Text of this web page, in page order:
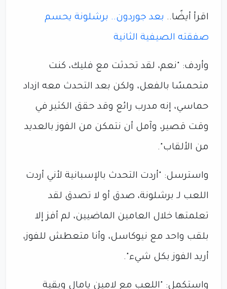
اقرأ أيضًا.. بعد جوردون.. برشلونة يحسم
صفقته الصيفية الثانية
وأردف: "نعم، لقد تحدثت مع فليك، كنت
متحمسًا بالفعل، ولكن بعد التحدث معه ازداد
حماسي، إنه مدرب رائع وقد حقق الكثير في
وقت قصير، وآمل أن نتمكن من الفوز بالعديد
من الألقاب".
واسترسل: "أردت التحدث بالإسبانية لأني أردت
اللعب لـ برشلونة، صدق أو لا تصدق لقد
تعلمتها خلال العامين الماضيين، لم أفز إلا
بلقب واحد مع نيوكاسل، وأنا متعطش للفوز،
أريد الفوز بكل شيء".
واستكمل: "اللعب مع لامين يامال وبقية